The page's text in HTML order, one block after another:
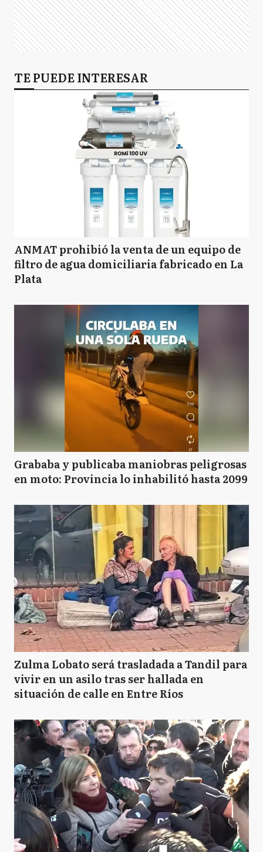
TE PUEDE INTERESAR
ANMAT prohibió la venta de un equipo de
filtro de agua domiciliaria fabricado en La
Plata
Grababa y publicaba maniobras peligrosas
en moto: Provincia lo inhabilitó hasta 2099
Zulma Lobato será trasladada a Tandil para
vivir en un asilo tras ser hallada en
situación de calle en Entre Ríos